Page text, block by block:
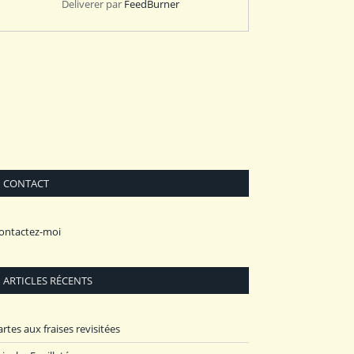
Deliverer par FeedBurner
CONTACT
moi
ARTICLES RÉCENTS
aux fraises revisitées